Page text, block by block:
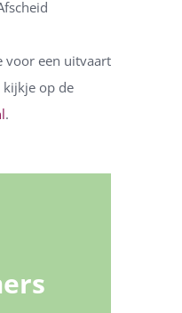
voor een uitvaart
op de
.